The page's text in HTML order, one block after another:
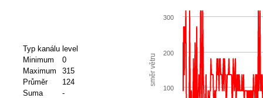
Typ kanálu level
Minimum
0
Maximum
315
Průměr
124
Suma
-
směr větru
100
200
300